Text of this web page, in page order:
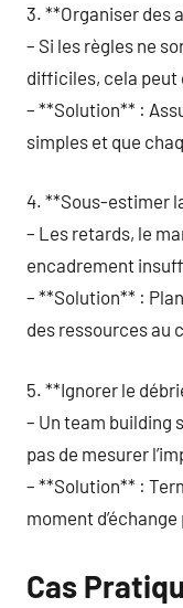
3. **Organiser des
– Si les règles ne
difficiles, cela peut
– **Solution** :
simples et que
4. **Sous-estimer
– Les retards, le
encadrement
– **Solution** :
des ressources au
5. **Ignorer le
– Un team building
pas de mesurer
– **Solution** :
moment
Cas